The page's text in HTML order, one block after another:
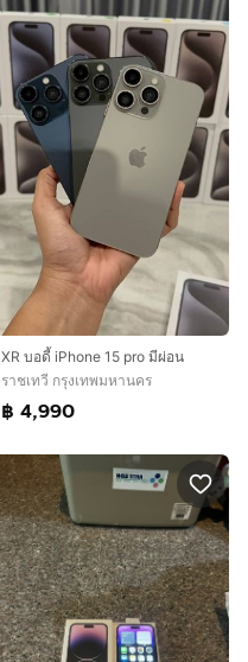
XR บอดี้ iPhone 15 pro มีผ่อน
ราชเทวี กรุงเทพมหานคร
฿ 4,990